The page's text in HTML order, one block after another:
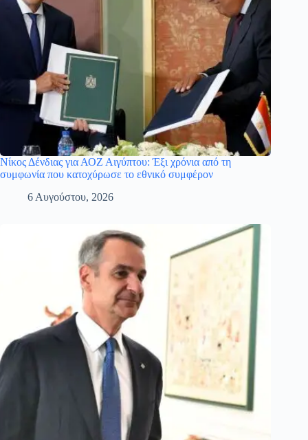
Νίκος Δένδιας για ΑΟΖ Αιγύπτου: Έξι χρόνια από τη
συμφωνία που κατοχύρωσε το εθνικό συμφέρον
6 Αυγούστου, 2026